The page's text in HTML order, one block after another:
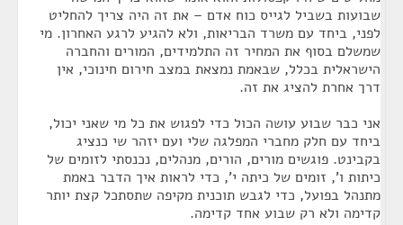
שבועות בשביל לגייס כוח אדם – את זה היה צריך להחליט
לפני, ביחד עם משרד הבריאות, ולא להגיע לרגע האחרון. מי
שמשלם בסוף את המחיר זה התלמידים, המורים והחברה
הישראלית בכלל, שבאמת נמצאת במצב חירום חינוכי, אין
דרך אחרת להציג את זה.
אני כבר שבוע עושה הכול כדי לפגוש את כל מי שאני יכול,
ביחד עם חלק מחברי המפלגה שלי ועם יזהר שי כנציג
בקבינט. פוגשים מורים, הורים, מנהלים, נכנסתי לזומים של
כיתות ו', זומים של כיתה י', כדי לראות איך הדבר באמת
מתנהל בפועל, כדי לגבש תוכנית מקיפה שתסתכל קצת יותר
קדימה ולא רק שבוע אחד קדימה.